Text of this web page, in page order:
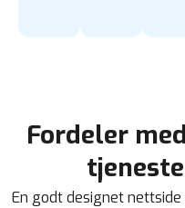
Fordeler
En godt designet